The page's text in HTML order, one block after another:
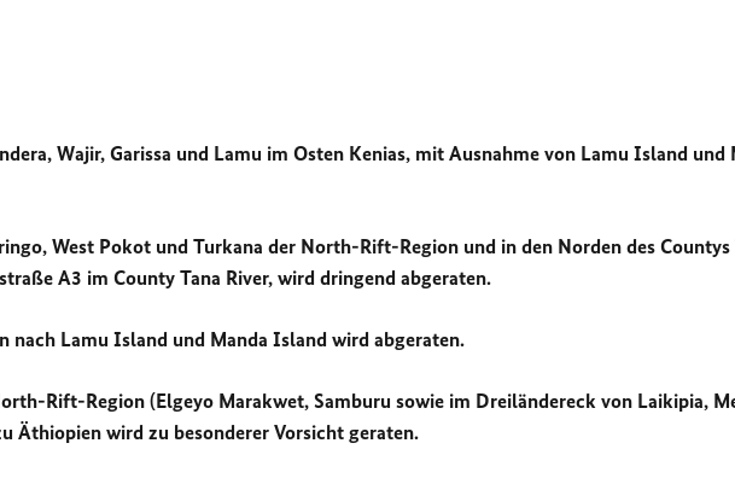
Wajir, Garissa und Lamu im Osten Kenias, mit Ausnahme von Lamu Island und
West Pokot und Turkana der North-Rift-Region und in den Norden des Countys
A3 im County Tana River, wird dringend abgeraten.
nach Lamu Island und Manda Island wird abgeraten.
Rift-Region (Elgeyo Marakwet, Samburu sowie im Dreiländereck von Laikipia,
Äthiopien wird zu besonderer Vorsicht geraten.